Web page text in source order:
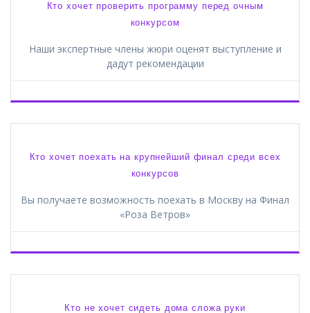
Кто хочет проверить программу перед очным
конкурсом
Наши экспертные члены жюри оценят выступление и
дадут рекомендации
Кто хочет поехать на крупнейший финал среди всех
конкурсов
Вы получаете возможность поехать в Москву на Финал
«Роза Ветров»
Кто не хочет сидеть дома сложа руки